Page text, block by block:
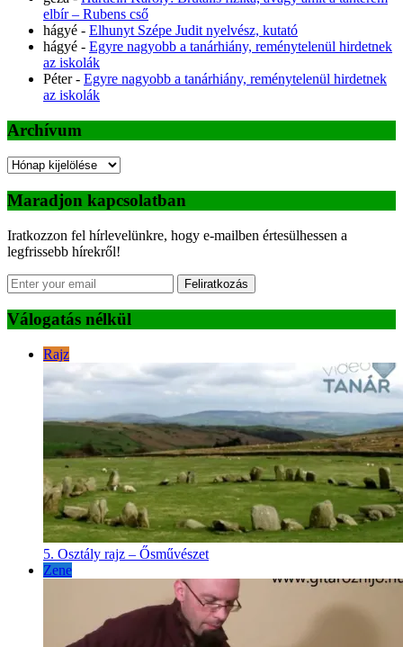
elbír – Rubens cső
hágyé - Elhunyt Szépe Judit nyelvész, kutató
hágyé - Egyre nagyobb a tanárhiány, reménytelenül hirdetnek
az iskolák
Péter- Egyre nagyobb a tanárhiány, reménytelenül hirdetnek
az iskolák
Archívum
Archívum
Maradjon kapcsolatban
Iratkozzon fel hírlevelünkre, hogy e-mailben értesülhessen a
legfrissebb hírekről!
Feliratkozás
Válogatás nélkül
Rajz
5. Osztály rajz – Ősművészet
Zene